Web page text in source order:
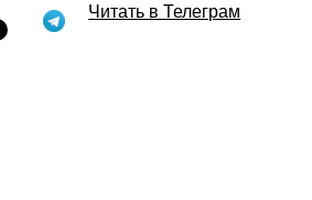
Читать в Телеграм